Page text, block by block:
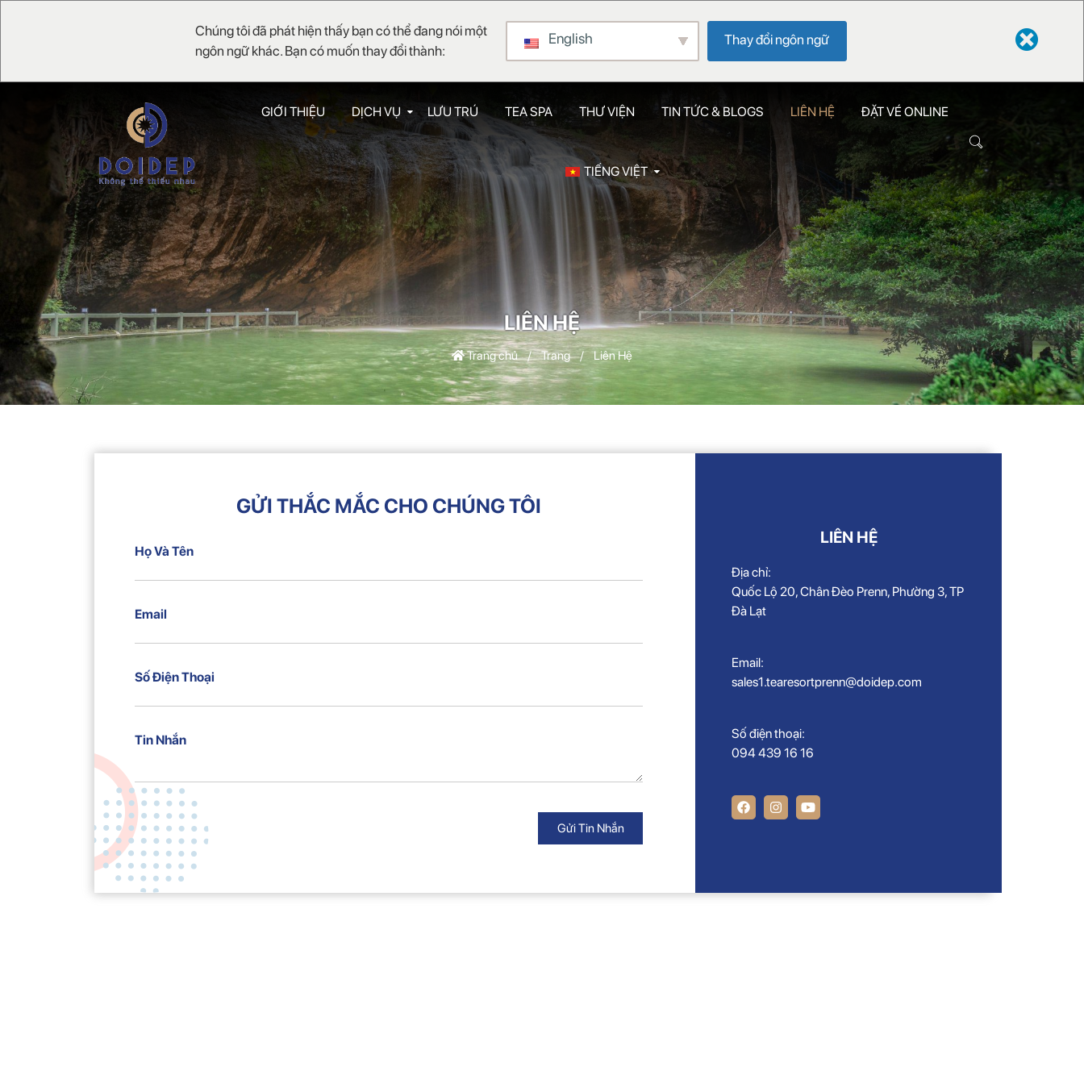
Chúng tôi đã phát hiện thấy bạn có thể đang nói một
ngôn ngữ khác. Bạn có muốn thay đổi thành:
English Thay đổi ngôn ngữ
GIỚI THIỆU DỊCH VỤ LƯU TRÚ TEA SPA THƯ VIỆN TIN TỨC & BLOGS LIÊN HỆ ĐẶT VÉ ONLINE
TIẾNG VIỆT
LIÊN HỆ
Trang chủ/Trang/Liên Hệ
GỬI THẮC MẮC CHO CHÚNG TÔI
Họ Và Tên
Email
Số Điện Thoại
Tin Nhắn
LIÊN HỆ
Địa chỉ:
Quốc Lộ 20, Chân Đèo Prenn, Phường 3, TP
Đà Lạt
Email:
sales1.tearesortprenn@doidep.com
Số điện thoại:
094 439 16 16